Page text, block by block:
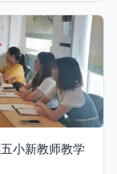
小新教师教学